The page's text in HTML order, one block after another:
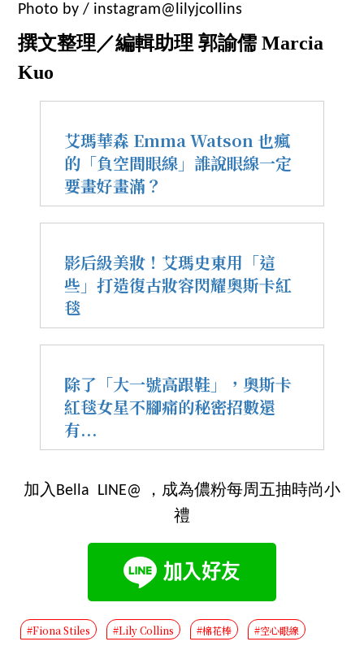
Photo by / instagram@lilyjcollins
撰文整理／編輯助理 郭諭儒 Marcia
Kuo
艾瑪華森 Emma Watson 也瘋
的「負空間眼線」誰說眼線一定
要畫好畫滿？
影后級美妝！艾瑪史東用「這
些」打造復古妝容閃耀奧斯卡紅
毯
除了「大一號高跟鞋」，奧斯卡
紅毯女星不腳痛的秘密招數還
有...
加入Bella LINE@ ，成為儂粉每周五抽時尚小
禮
#Fiona Stiles #Lily Collins #棉花棒 #空心眼線